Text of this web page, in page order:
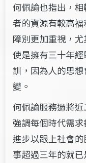
何佩諭也指出，
者的資源有較高
障別更加重視，
使是擁有三十年
訓，因為人的思
變。
何佩諭服務過將
強調每個時代需
進步以跟上社會
事超過三年的就